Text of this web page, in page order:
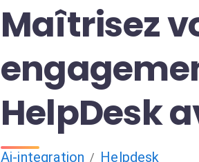
Maîtrisez
HelpDesk
Ai-integration / Helpdesk